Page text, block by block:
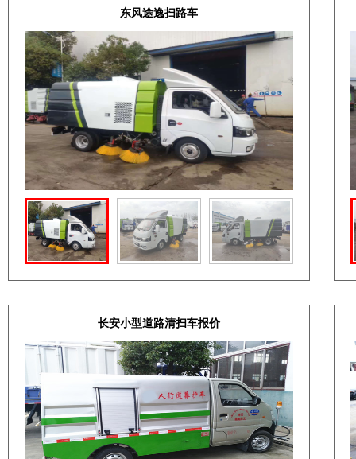
东风途逸扫路车
长安小型道路清扫车报价